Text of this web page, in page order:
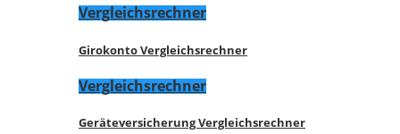
Vergleichsrechner
Girokonto Vergleichsrechner
Vergleichsrechner
Geräteversicherung Vergleichsrechner